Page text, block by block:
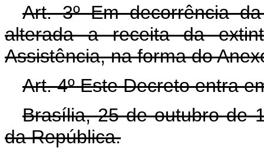
Art. 3º Em decorrência
alterada a receita da
Assistência, na forma do
Art. 4º Este Decreto entra
Brasília, 25 de outubro de
da República.